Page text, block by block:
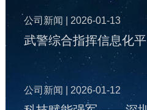
公司新闻 | 2026-01-13
武警综合指挥信息化平
公司新闻
科技赋能强军 ——深圳